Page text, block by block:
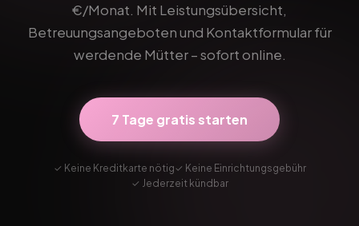
€/Monat. Mit Leistungsübersicht,
Betreuungsangeboten und Kontaktformular für
werdende Mütter – sofort online.
7 Tage gratis starten
✓ Keine Kreditkarte nötig✓ Keine Einrichtungsgebühr
✓ Jederzeit kündbar